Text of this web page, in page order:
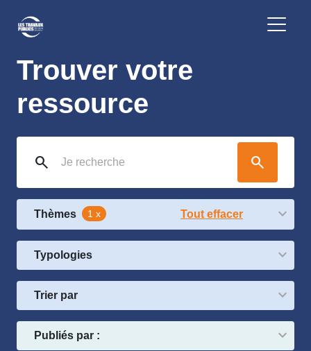
Trouver votre
ressource
search search
Thèmes 1 x Tout effacer
Typologies
Trier par
Publiés par :